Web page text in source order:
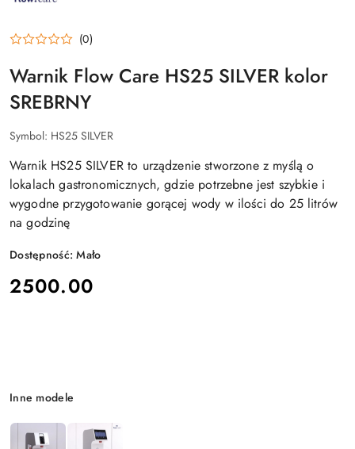
CARE
(0)
Warnik Flow Care HS25 SILVER kolor
SREBRNY
Symbol: HS25 SILVER
Warnik HS25 SILVER to urządzenie stworzone z myślą o
lokalach gastronomicznych, gdzie potrzebne jest szybkie i
wygodne przygotowanie gorącej wody w ilości do 25 litrów
na godzinę
Dostępność:Mało
cena:
2500.00
Wariant
Inne modele